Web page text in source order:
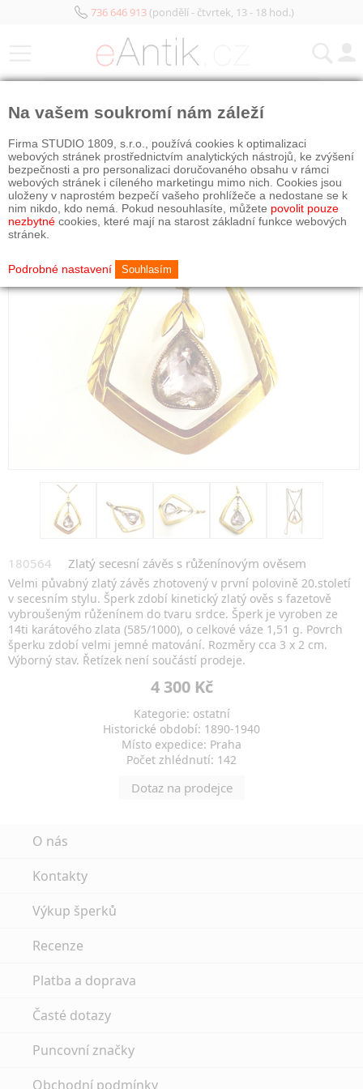
736 646 913(pondělí - čtvrtek, 13 - 18 hod.)
180564 Zlatý secesní závěs s růženínovým ověsem
Velmi půvabný zlatý závěs zhotovený v první polovině 20.století
v secesním stylu. Šperk zdobí kinetický zlatý ověs s fazetově
vybroušeným růženínem do tvaru srdce. Šperk je vyroben ze
14ti karátového zlata (585/1000), o celkové váze 1,51 g. Povrch
šperku zdobí velmi jemné matování. Rozměry cca 3 x 2 cm.
Výborný stav. Řetízek není součástí prodeje.
4 300 Kč
Kategorie: ostatní
Historické období: 1890-1940
Místo expedice: Praha
Počet zhlédnutí: 142
Dotaz na prodejce
O nás
Kontakty
Výkup šperků
Recenze
Platba a doprava
Časté dotazy
Puncovní značky
Obchodní podmínky
Na vašem soukromí nám záleží
Firma STUDIO 1809, s.r.o., používá cookies k optimalizaci
webových stránek prostřednictvím analytických nástrojů, ke zvýšení
bezpečnosti a pro personalizaci doručovaného obsahu v rámci
webových stránek i cíleného marketingu mimo nich. Cookies jsou
uloženy v naprostém bezpečí vašeho prohlížeče a nedostane se k
nim nikdo, kdo nemá. Pokud nesouhlasíte, můžete povolit pouze
nezbytné cookies, které mají na starost základní funkce webových
stránek.
Podrobné nastavení Souhlasím